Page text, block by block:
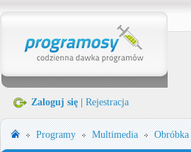
Zaloguj się Rejestracja
Programy Multimedia